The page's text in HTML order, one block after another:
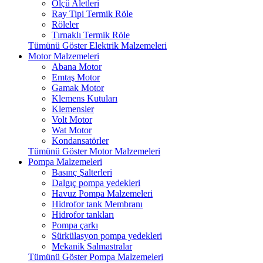
Ölçü Aletleri
Ray Tipi Termik Röle
Röleler
Tırnaklı Termik Röle
Tümünü Göster Elektrik Malzemeleri
Motor Malzemeleri
Abana Motor
Emtaş Motor
Gamak Motor
Klemens Kutuları
Klemensler
Volt Motor
Wat Motor
Kondansatörler
Tümünü Göster Motor Malzemeleri
Pompa Malzemeleri
Basınç Şalterleri
Dalgıç pompa yedekleri
Havuz Pompa Malzemeleri
Hidrofor tank Membranı
Hidrofor tankları
Pompa çarkı
Sürkülasyon pompa yedekleri
Mekanik Salmastralar
Tümünü Göster Pompa Malzemeleri